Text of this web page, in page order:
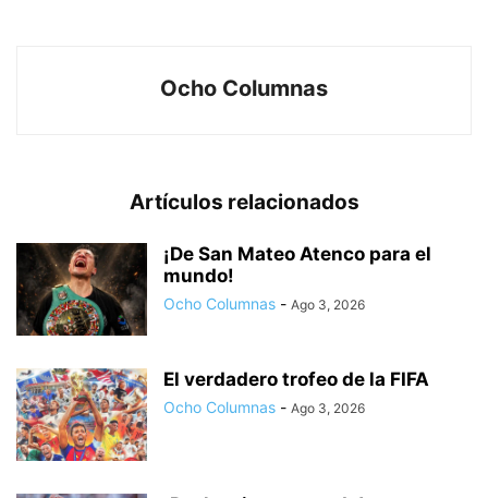
Ocho Columnas
Artículos relacionados
¡De San Mateo Atenco para el
mundo!
Ocho Columnas - Ago 3, 2026
El verdadero trofeo de la FIFA
Ocho Columnas - Ago 3, 2026